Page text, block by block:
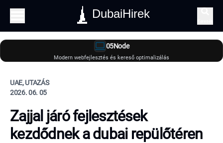
DubaiHirek
05Node
Modern webfejlesztés és kereső optimalizálás
UAE, UTAZÁS
2026. 06. 05
Zajjal járó fejlesztések
kezdődnek a dubai repülőtéren